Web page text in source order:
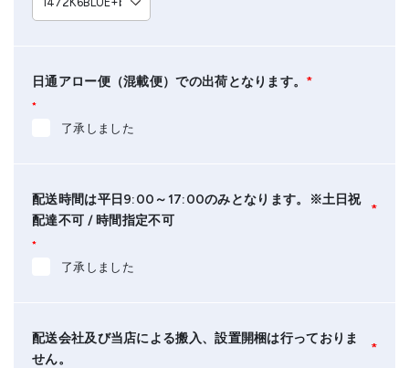
日通アロー便（混載便）での出荷となります。 *
*
了承しました
配送時間は平日9:00～17:00のみとなります。※土日祝
配達不可 / 時間指定不可
*
*
了承しました
配送会社及び当店による搬入、設置開梱は行っておりま
せん。
*